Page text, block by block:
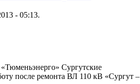
- 05:13.
Сургутские
после ремонта ВЛ 110 кВ «Сургут –